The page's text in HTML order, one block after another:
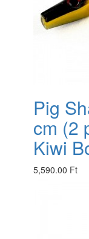
Pig
cm (2
Kiwi
5,590.00 Ft